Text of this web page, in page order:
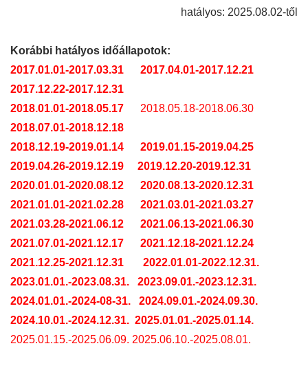
hatályos: 2025.08.02-től
Korábbi hatályos időállapotok:
2017.01.01-2017.03.31
2017.04.01-2017.12.21
2017.12.22-2017.12.31
2018.01.01-2018.05.17
2018.05.18-2018.06.30
2018.07.01-2018.12.18
2018.12.19-2019.01.14
2019.01.15-2019.04.25
2019.04.26-2019.12.19
2019.12.20-2019.12.31
2020.01.01-2020.08.12
2020.08.13-2020.12.31
2021.01.01-2021.02.28
2021.03.01-2021.03.27
2021.03.28-2021.06.12
2021.06.13-2021.06.30
2021.07.01-2021.12.17
2021.12.18-2021.12.24
2021.12.25-2021.12.31
2022.01.01-2022.12.31.
2023.01.01.-2023.08.31.
2023.09.01.-2023.12.31.
2024.01.01.-2024-08-31.
2024.09.01.-2024.09.30.
2024.10.01.-2024.12.31. 2025.01.01.-2025.01.14.
2025.01.15.-2025.06.09. 2025.06.10.-2025.08.01.